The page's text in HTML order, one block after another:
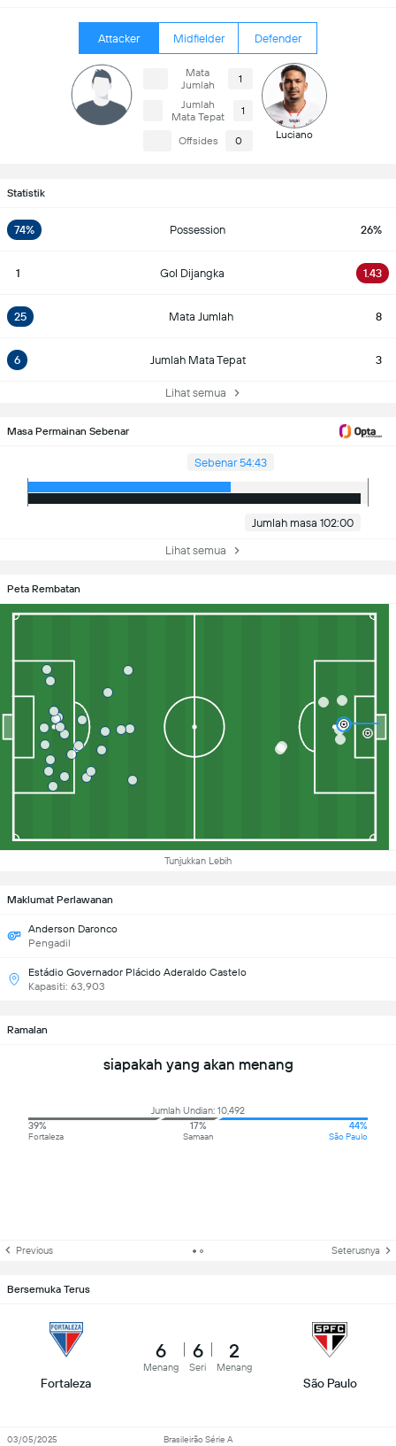
Attacker Midfielder Defender
Mata
Jumlah
1
Jumlah
Mata Tepat
1
Offsides 0 Luciano
Statistik
74% Possession 26%
1 Gol Dijangka 1.43
25 Mata Jumlah 8
6 Jumlah Mata Tepat 3
Lihat semua
Masa Permainan Sebenar
Sebenar 54:43
Jumlah masa 102:00
Lihat semua
Peta Rembatan
Tunjukkan Lebih
Maklumat Perlawanan
Anderson Daronco
Pengadil
Estádio Governador Plácido Aderaldo Castelo
Kapasiti: 63,903
Ramalan
siapakah yang akan menang
Jumlah Undian: 10,492
39%
Fortaleza
17%
Samaan
44%
São Paulo
Previous Seterusnya
Bersemuka Terus
Fortaleza
6
Menang
6
Seri
2
Menang
São Paulo
Brasileirão Série A
03/05/2025